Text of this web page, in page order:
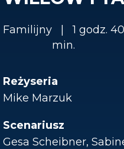
Familijny
1 godz. 40
min.
Reżyseria
Mike Marzuk
Scenariusz
Gesa Scheibner,